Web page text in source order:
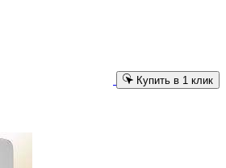
Купить в 1 клик